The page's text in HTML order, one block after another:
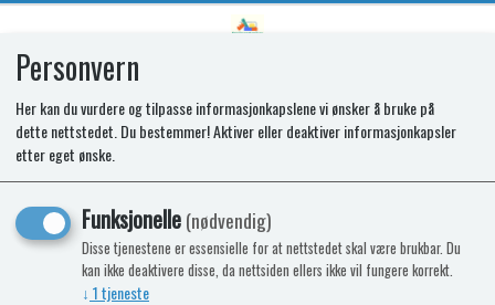
SYLVANIAN BABYKONSERTSETT -
5817
Kampanje Nyhet -15%
Personvern
Her kan du vurdere og tilpasse informasjonkapslene vi ønsker å bruke på
dette nettstedet. Du bestemmer! Aktiver eller deaktiver informasjonkapsler
etter eget ønske.
Funksjonelle(nødvendig)
Disse tjenestene er essensielle for at nettstedet skal være brukbar. Du
kan ikke deaktivere disse, da nettsiden ellers ikke vil fungere korrekt.
↓ 1tjeneste